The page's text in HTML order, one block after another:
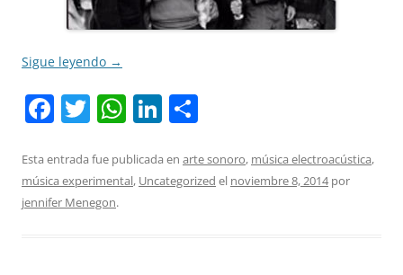
Sigue leyendo →
F
c
e
T
itt
er
W
at
s
Li
k
e
m
p
Esta entrada fue publicada en arte sonoro, música electroacústica,
música experimental, Uncategorized el noviembre 8, 2014por
jennifer Menegon.